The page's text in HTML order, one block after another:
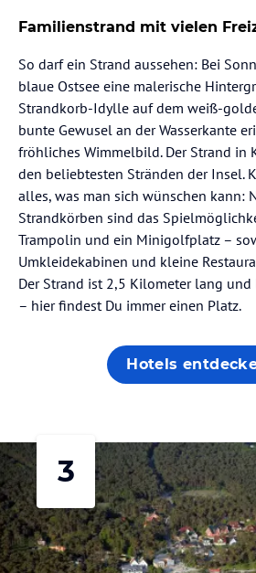
Familienstrand mit vielen
So darf ein Strand aussehen: Bei
blaue Ostsee eine malerische
Strandkorb-Idylle auf dem weiß-
bunte Gewusel an der Wasserkante
fröhliches Wimmelbild. Der Strand in
den beliebtesten Stränden der Insel.
alles, was man sich wünschen kann:
Strandkörben sind das
Trampolin und ein Minigolfplatz –
Umkleidekabinen und kleine
Der Strand ist 2,5 Kilometer lang
– hier findest Du immer einen Platz.
Hotels
3